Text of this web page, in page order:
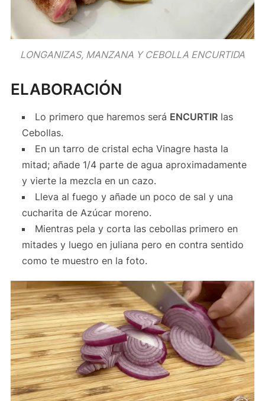
LONGANIZAS, MANZANA Y CEBOLLA ENCURTIDA
ELABORACIÓN
Lo primero que haremos será ENCURTIR las
Cebollas.
En un tarro de cristal echa Vinagre hasta la
mitad; añade 1/4 parte de agua aproximadamente
y vierte la mezcla en un cazo.
Lleva al fuego y añade un poco de sal y una
cucharita de Azúcar moreno.
Mientras pela y corta las cebollas primero en
mitades y luego en juliana pero en contra sentido
como te muestro en la foto.